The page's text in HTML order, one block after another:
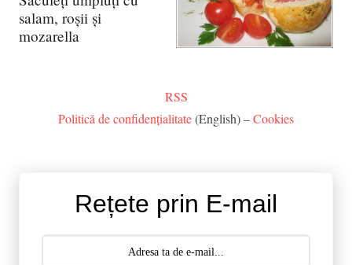
salam, roșii și
mozarella
RSS
Politică de confidențialitate(English) –Cookies
Rețete prin E-mail